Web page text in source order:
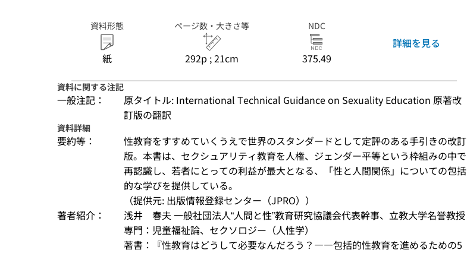
資料形態
紙
ページ数・大きさ等
292p ; 21cm
NDC
375.49
詳細を見る
資料に関する注記
一般注記：
原タイトル: International Technical Guidance on Sexuality Education 原著改
訂版の翻訳
資料詳細
要約等：
性教育をすすめていくうえで世界のスタンダードとして定評のある手引きの改訂
版。本書は、セクシュアリティ教育を人権、ジェンダー平等という枠組みの中で
再認識し、若者にとっての利益が最大となる、「性と人間関係」についての包括
的な学びを提供している。
（提供元: 出版情報登録センター（JPRO））
著者紹介：
浅井　春夫 一般社団法人“人間と性”教育研究協議会代表幹事、立教大学名誉教授
専門：児童福祉論、セクソロジー（人性学）
著書：『性教育はどうして必要なんだろう？――包括的性教育を進めるための5